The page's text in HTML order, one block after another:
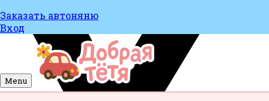
Заказать автоняню
Вход
Menu